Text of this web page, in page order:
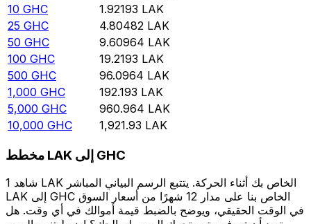
10 GHC 1.92193 LAK
25 GHC 4.80482 LAK
50 GHC 9.60964 LAK
100 GHC 19.2193 LAK
500 GHC 96.0964 LAK
1,000 GHC 192.193 LAK
5,000 GHC 960.964 LAK
10,000 GHC 1,921.93 LAK
مخطط LAK إلى GHC
شاهد 1 LAK الخاص بك أثناء الحركة. يتتبع الرسم البياني المباشر
LAK إلى GHC الخاص بنا على مدار 12 شهرًا من أسعار السوق
في الوقت الحقيقي، ويوضح بالضبط قيمة أموالك في أي وقت. هل